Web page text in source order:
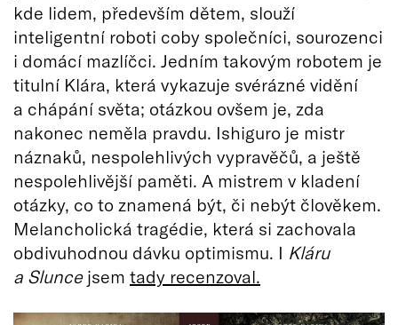
kde lidem, především dětem, slouží
inteligentní roboti coby společníci, sourozenci
i domácí mazlíčci. Jedním takovým robotem je
titulní Klára, která vykazuje svérázné vidění
a chápání světa; otázkou ovšem je, zda
nakonec neměla pravdu. Ishiguro je mistr
náznaků, nespolehlivých vypravěčů, a ještě
nespolehlivější paměti. A mistrem v kladení
otázky, co to znamená být, či nebýt člověkem.
Melancholická tragédie, která si zachovala
obdivuhodnou dávku optimismu. I Kláru
a Sluncejsem tady recenzoval.